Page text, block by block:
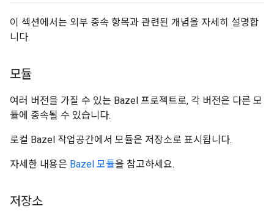
이 섹션에서는 외부 종속 항목과 관련된 개념을 자세히 설명합
니다.
모듈
여러 버전을 가질 수 있는 Bazel 프로젝트로, 각 버전은 다른 모
듈에 종속될 수 있습니다.
로컬 Bazel 작업공간에서 모듈은 저장소로 표시됩니다.
자세한 내용은 Bazel 모듈을 참고하세요.
저장소